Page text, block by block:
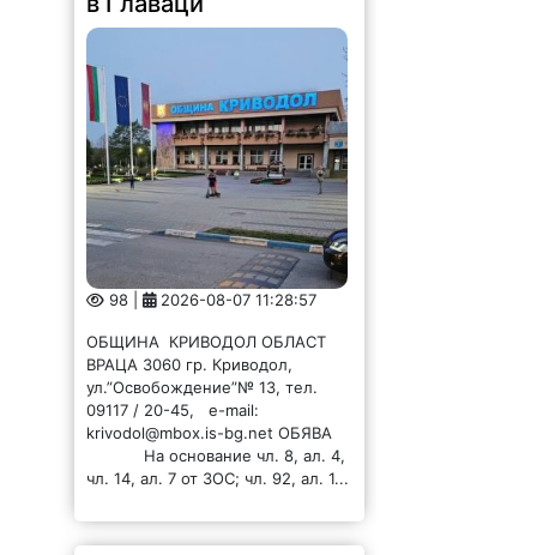
чл. 14, ал. 7 от ЗОС; чл. 92, ал. 1...
Община Криводол
отдава под наем имот
в Галатин
107 | 2026-08-07 11:27:20
ОБЩИНА КРИВОДОЛ ОБЛАСТ
ВРАЦА 3060 гр. Криводол,
ул.”Освобождение”№ 13, тел.
09117 / 20-45, e-mail:
krivodol@dir.bg ОБЯВА На
7 от ЗОС; чл. 92, ал. 1...